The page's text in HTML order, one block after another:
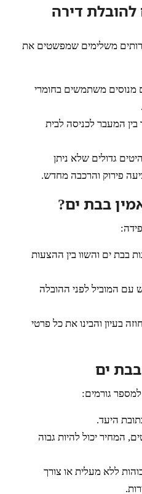
דירה
משלימים שמפשטים את
מנוסים משתמשים בחומרי
המעבר לכניסה לבית
גדולים שלא ניתן
פירוק והרכבה מחדש.
בבת ים?
בבת ים והשוו בין ההצעות
עם המוביל לפני ההובלה
בעיון והבינו את כל פרטי
ים
גורמים:
היעד.
המחיר יכול להיות גבוה
ללא מעלית או צורך